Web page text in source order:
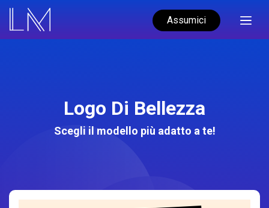
Assumici
Logo Di Bellezza
Scegli il modello più adatto a te!